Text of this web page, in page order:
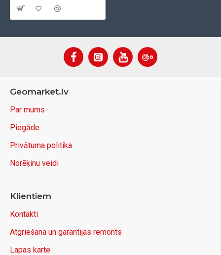
Geomarket.lv
Par mums
Piegāde
Privātuma politika
Norēķinu veidi
Klientiem
Kontakti
Atgriešana un garantijas remonts
Lapas karte